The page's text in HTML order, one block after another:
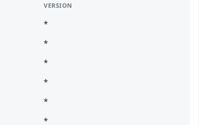
VERSION
*
*
*
*
*
*